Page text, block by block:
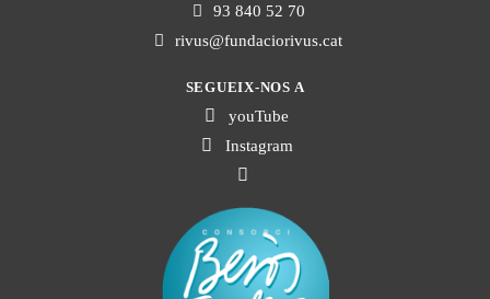
93 840 52 70
rivus@fundaciorivus.cat
SEGUEIX-NOS A
youTube
Instagram